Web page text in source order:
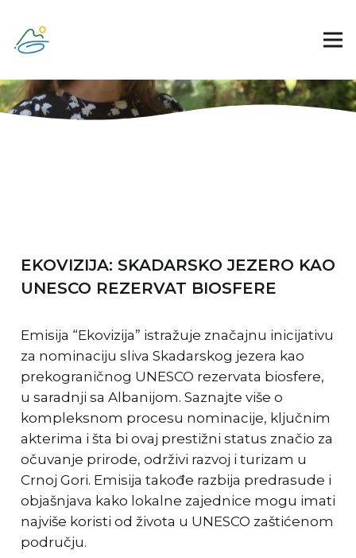
EKOVIZIJA: SKADARSKO JEZERO KAO
UNESCO REZERVAT BIOSFERE
Emisija “Ekovizija” istražuje značajnu inicijativu
za nominaciju sliva Skadarskog jezera kao
prekograničnog UNESCO rezervata biosfere,
u saradnji sa Albanijom. Saznajte više o
kompleksnom procesu nominacije, ključnim
akterima i šta bi ovaj prestižni status značio za
očuvanje prirode, održivi razvoj i turizam u
Crnoj Gori. Emisija takođe razbija predrasude i
objašnjava kako lokalne zajednice mogu imati
najviše koristi od života u UNESCO zaštićenom
području.